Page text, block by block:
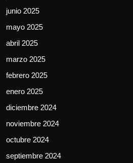
junio 2025
mayo 2025
abril 2025
marzo 2025
febrero 2025
enero 2025
diciembre 2024
noviembre 2024
octubre 2024
septiembre 2024